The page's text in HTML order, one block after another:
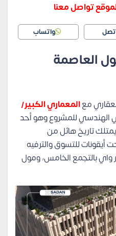
تواصل معنا
واتساب
العاصمة
معالمعماري الكبير/
الهندسي للمشروع وهو أحد
تاريخ هائل من
أيقونات للتسوق والترفيه
بالتجمع الخامس، ومول